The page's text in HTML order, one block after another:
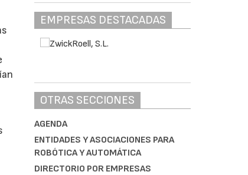
EMPRESAS DESTACADAS
OTRAS SECCIONES
AGENDA
ENTIDADES Y ASOCIACIONES PARA
ROBÓTICA Y AUTOMÁTICA
DIRECTORIO POR EMPRESAS